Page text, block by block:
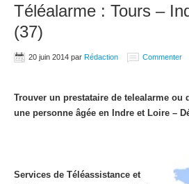
Téléalarme : Tours –
(37)
20 juin 2014 par Rédaction Commenter
Trouver un prestataire de telealarme ou
une personne âgée en Indre et Loire –
Services de Téléassistance et